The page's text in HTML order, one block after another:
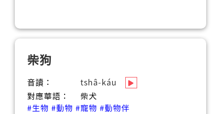
柴狗
音讀：
tshâ-káu
對應華語：
柴犬
#生物 #動物 #寵物 #動物伴